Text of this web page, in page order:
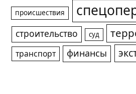
происшествия
строительство суд
транспорт финансы